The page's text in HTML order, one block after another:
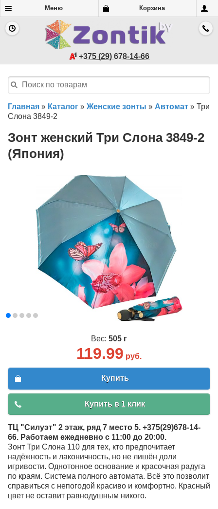
Меню Корзина
+375 (29) 678-14-66
Главная » Каталог » Женские зонты » Автомат » Три
Слона 3849-2
Зонт женский Три Слона 3849-2
(Япония)
Вес: 505 г
119.99 руб.
Купить
Купить в 1 клик
ТЦ "Силуэт" 2 этаж, ряд 7 место 5. +375(29)678-14-
66. Работаем ежедневно с 11:00 до 20:00.
Зонт Три Слона 110 для тех, кто предпочитает
надёжность и лаконичность, но не лишён доли
игривости. Однотонное основание и красочная радуга
по краям. Система полного автомата. Всё это позволит
справиться с непогодой красиво и комфортно. Красный
цвет не оставит равнодушным никого.